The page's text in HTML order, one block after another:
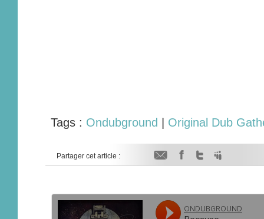
Tags : Ondubground Original Dub
Partager cet article :